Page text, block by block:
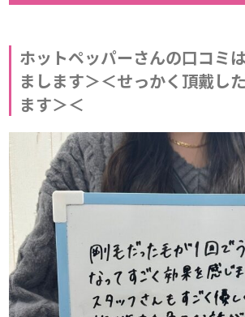
ホットペッパーさんの口コミ
まします＞＜せっかく頂戴し
ます＞＜